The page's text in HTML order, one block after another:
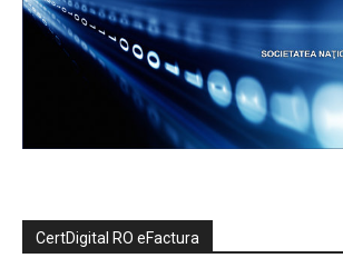
CertDigital RO eFactura